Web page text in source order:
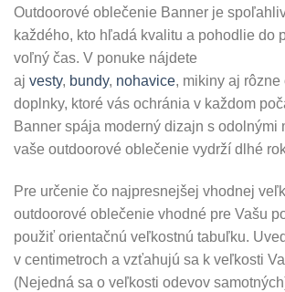
Outdoorové oblečenie Banner je
každého, kto hľadá kvalitu a pohodlie do
voľný čas. V ponuke nájdete
aj vesty, bundy, nohavice, mikiny aj rôzne
doplnky, ktoré vás ochránia v každom
Banner spája moderný dizajn s odolnými
vaše outdoorové oblečenie vydrží dlhé
Pre určenie čo najpresnejšej vhodnej
outdoorové oblečenie vhodné pre Vašu
použiť orientačnú veľkostnú tabuľku.
v centimetroch a vzťahujú sa k veľkosti
(Nejedná sa o veľkosti odevov